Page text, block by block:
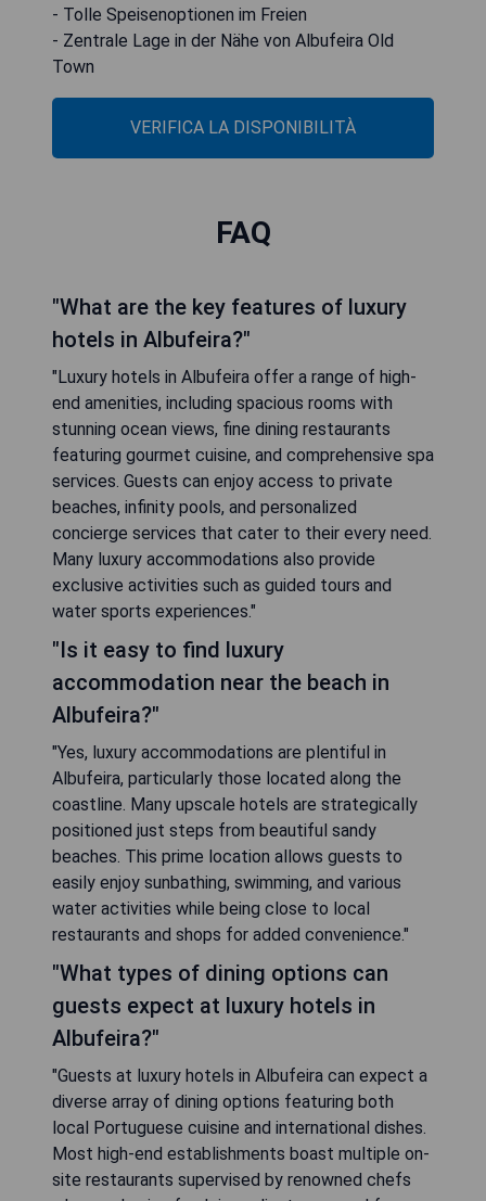
- Tolle Speisenoptionen im Freien
- Zentrale Lage in der Nähe von Albufeira Old
Town
VERIFICA LA DISPONIBILITÀ
FAQ
"What are the key features of luxury
hotels in Albufeira?"
"Luxury hotels in Albufeira offer a range of high-
end amenities, including spacious rooms with
stunning ocean views, fine dining restaurants
featuring gourmet cuisine, and comprehensive spa
services. Guests can enjoy access to private
beaches, infinity pools, and personalized
concierge services that cater to their every need.
Many luxury accommodations also provide
exclusive activities such as guided tours and
water sports experiences."
"Is it easy to find luxury
accommodation near the beach in
Albufeira?"
"Yes, luxury accommodations are plentiful in
Albufeira, particularly those located along the
coastline. Many upscale hotels are strategically
positioned just steps from beautiful sandy
beaches. This prime location allows guests to
easily enjoy sunbathing, swimming, and various
water activities while being close to local
restaurants and shops for added convenience."
"What types of dining options can
guests expect at luxury hotels in
Albufeira?"
"Guests at luxury hotels in Albufeira can expect a
diverse array of dining options featuring both
local Portuguese cuisine and international dishes.
Most high-end establishments boast multiple on-
site restaurants supervised by renowned chefs